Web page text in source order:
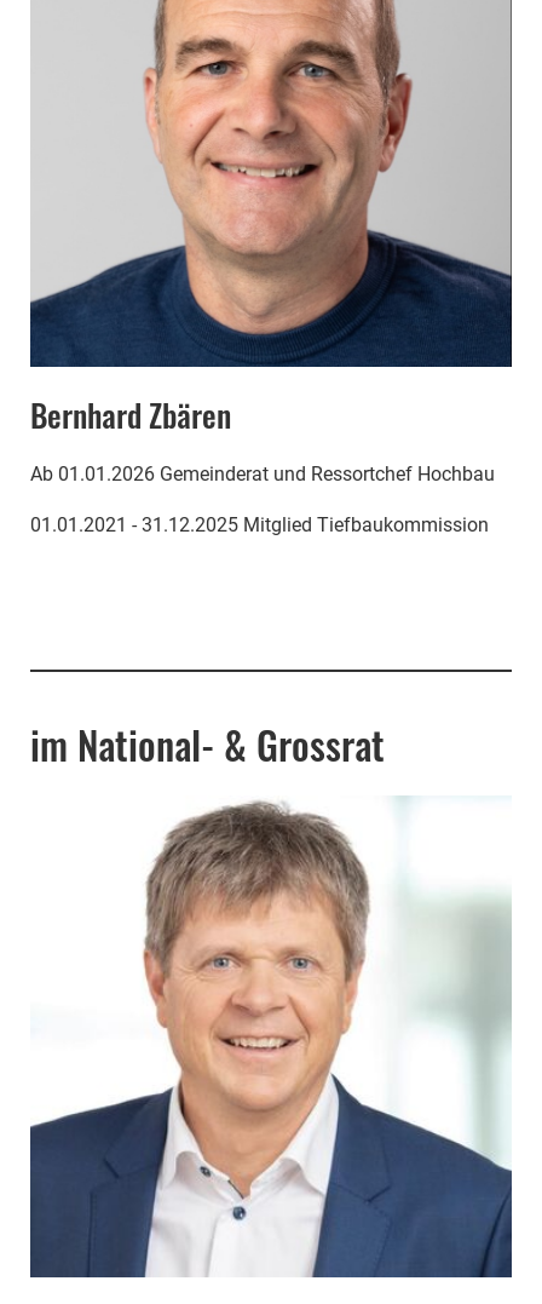
Bernhard Zbären
Ab 01.01.2026 Gemeinderat und Ressortchef Hochbau
01.01.2021 - 31.12.2025 Mitglied Tiefbaukommission
im National- & Grossrat